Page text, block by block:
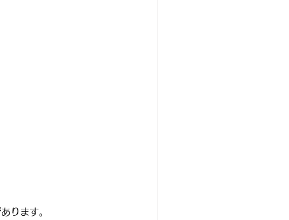
ります。